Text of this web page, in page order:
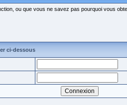
ou que vous ne savez pas pourquoi vous
ci-dessous